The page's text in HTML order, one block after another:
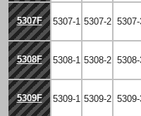
5307F 5307-1 5307-2
5308F 5308-1 5308-2
5309F 5309-1 5309-2